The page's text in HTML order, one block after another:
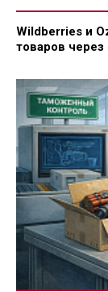
Wildberries и
товаров